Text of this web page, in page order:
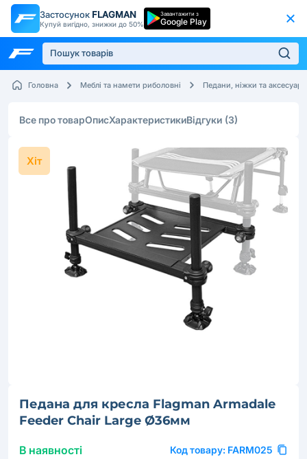
Застосунок FLAGMAN
Купуй вигідно, знижки до 50%
Завантажити з
Google Play
Головна Меблі та намети риболовні Педани, ніжки та
Все про товарОписХарактеристикиВідгуки (3)
Хіт
Педана для кресла Flagman Armadale
Feeder Chair Large Ø36мм
В наявності Код товару: FARM025